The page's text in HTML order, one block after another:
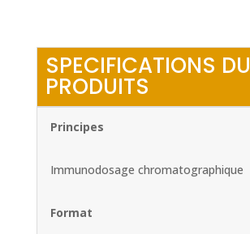
SPECIFICATIONS DU
PRODUITS
Principes
Immunodosage chromatographique
Format